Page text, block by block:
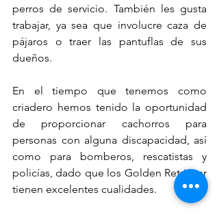
perros de servicio. También les gusta
trabajar, ya sea que involucre caza de
pájaros o traer las pantuflas de sus
dueños.
En el tiempo que tenemos como
criadero hemos tenido la oportunidad
de proporcionar cachorros para
personas con alguna discapacidad, así
como para bomberos, rescatistas y
policías, dado que los Golden Retriever
tienen excelentes cualidades.